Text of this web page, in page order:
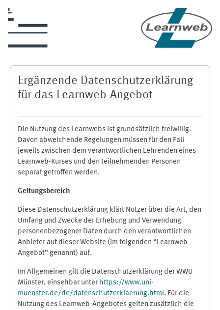
Ergänzende Datenschutzerklärung
für das Learnweb-Angebot
Die Nutzung des Learnwebs ist grundsätzlich freiwillig.
Davon abweichende Regelungen müssen für den Fall
jeweils zwischen dem verantwortlichen Lehrenden eines
Learnweb-Kurses und den teilnehmenden Personen
separat getroffen werden.
Geltungsbereich
Diese Datenschutzerklärung klärt Nutzer über die Art, den
Umfang und Zwecke der Erhebung und Verwendung
personenbezogener Daten durch den verantwortlichen
Anbieter auf dieser Website (im folgenden “Learnweb-
Angebot” genannt) auf.
Im Allgemeinen gilt die Datenschutzerklärung der WWU
Münster, einsehbar unter https://www.uni-
muenster.de/de/datenschutzerklaerung.html. Für die
Nutzung des Learnweb-Angebotes gelten zusätzlich die